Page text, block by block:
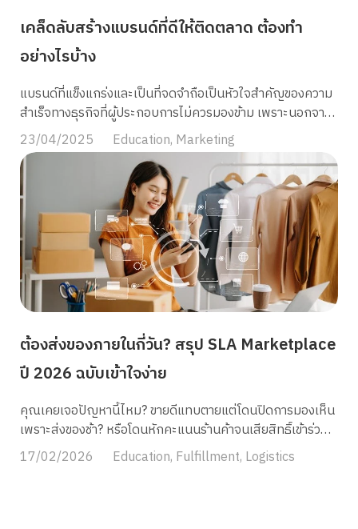
แพลตฟอร์ม Lazada โดยจะวัดจากความสามารถของร้านค้าใน
การจัดการออเดอร์ให้พร้อมจัดส่งภายในระยะเวลา 24 ชั่วโมง
หลังจากได้รับคำสั่งซื้อ หากร้านค้าสามารถเตรียมสินค้าเพื่อส่ง
มอบให้แก่บริษัทขนส่ง และขึ้นสถานะ Ready to Ship (RTS)
และส่งมอบสินค้าได้ภายในระยะเวลาที่กำหนด (TTS) ก็จะส่งผล
โดยตรงต่อคะแนน FFR ของร้านค้า ดังนั้น FFR จึงเป็นหนึ่งใน
ปัจจัยสำคัญที่ […]
เคล็ดลับสร้างแบรนด์ที่ดีให้ติดตลาด ต้องทำ
อย่างไรบ้าง
แบรนด์ที่แข็งแกร่งและเป็นที่จดจำถือเป็นหัวใจสำคัญของความ
สำเร็จทางธุรกิจที่ผู้ประกอบการไม่ควรมองข้าม เพราะนอกจาก
จะช่วยสร้างความแตกต่างจากคู่แข่งแล้ว ยังเป็นการวางรากฐาน
ที่มั่นคงให้กับธุรกิจในระยะยาว วันนี้ MyCloud จะพาคุณไป
รู้จักว่า การสร้างแบรนด์ คืออะไร พร้อมขั้นตอนการทำแบรนด์
อย่างมืออาชีพ ตั้งแต่การวางกลยุทธ์ไปจนถึงการสร้าง Brand
Awareness เพื่อให้ธุรกิจของคุณประสบความสำเร็จและเติบโต
อย่างยั่งยืน ในบทความนี้กัน การสร้างแบรนด์ (Branding) คือ
อะไร การสร้างแบรนด์เป็นมากกว่าแค่การออกแบบโลโก้สวย ๆ
หรือคิดชื่อที่จำง่าย แต่เป็นกระบวนการสร้างตัวตน (Brand
Personality) และภาพลักษณ์ (Brand Image) ที่ชัดเจนให้แก่
ธุรกิจ ผ่านการผสมผสานทั้งศาสตร์และศิลป์ในการวางแผน
ไปยังกลุ่มเป้าหมาย ทั้งนี้เพื่อสร้างความแตกต่างที่โดดเด่น และ
ความสัมพันธ์ที่ดีระหว่างแบรนด์กับลูกค้า อย่างไรก็ตามการทำ
แบรนด์ที่ดีจะช่วยให้ธุรกิจมีจุดยืน (Brand Position) ที่ชัดเจน
สามารถสื่อสารคุณค่าและประโยชน์ที่ลูกค้าจะได้รับได้อย่างตรง
จุดอีกด้วย องค์ประกอบของ Branding มีอะไรบ้าง การสร้าง
แบรนด์ให้ประสบความสำเร็จนั้นต้องอาศัยการผสมผสานองค์
ประกอบหลายอย่างเข้าด้วยกันอย่างลงตัว ซึ่งแต่ละองค์ประกอบ
23/04/2025 Education, Marketing
ต้องส่งของภายในกี่วัน? สรุป SLA Marketplace
ปี 2026 ฉบับเข้าใจง่าย
คุณเคยเจอปัญหานี้ไหม? ขายดีแทบตายแต่โดนปิดการมองเห็น
เพราะส่งของช้า? หรือโดนหักคะแนนร้านค้าจนเสียสิทธิ์เข้าร่วม
แคมเปญใหญ่?” ในปี 2026 กฎเหล็กของ Marketplace เข้ม
งวดขึ้นกว่าเดิมมากครับ ความเร็วในการจัดส่งไม่ใช่แค่ “ทาง
17/02/2026 Education, Fulfillment, Logistics